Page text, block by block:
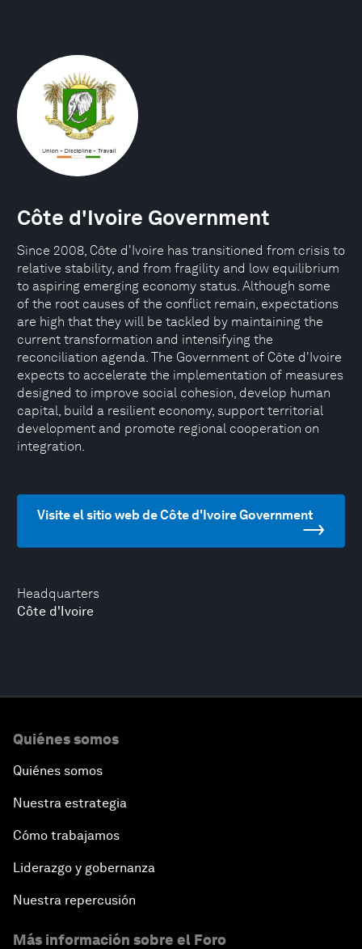
Headquarters
Côte d'Ivoire
Côte d'Ivoire Government
Since 2008, Côte d'Ivoire has transitioned from crisis to
relative stability, and from fragility and low equilibrium
to aspiring emerging economy status. Although some
of the root causes of the conflict remain, expectations
are high that they will be tackled by maintaining the
current transformation and intensifying the
reconciliation agenda. The Government of Côte d'Ivoire
expects to accelerate the implementation of measures
designed to improve social cohesion, develop human
capital, build a resilient economy, support territorial
development and promote regional cooperation on
integration.
Visite el sitio web de Côte d'Ivoire Government
Quiénes somos
Quiénes somos
Nuestra estrategia
Cómo trabajamos
Liderazgo y gobernanza
Nuestra repercusión
Más información sobre el Foro